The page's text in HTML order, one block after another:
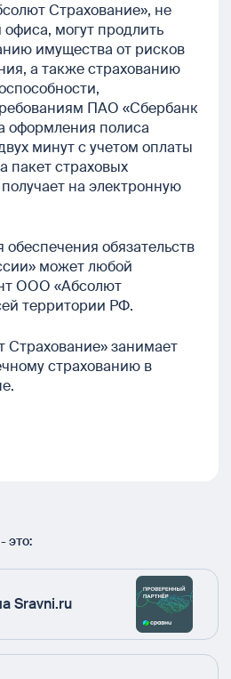
Страхование», не
могут продлить
имущества от рисков
а также страхованию
ПАО «Сбербанк
оформления полиса
минут с учетом оплаты
пакет страховых
на электронную
обязательств
может любой
ООО «Абсолют
территории РФ.
занимает
страхованию в
это:
Sravni.ru